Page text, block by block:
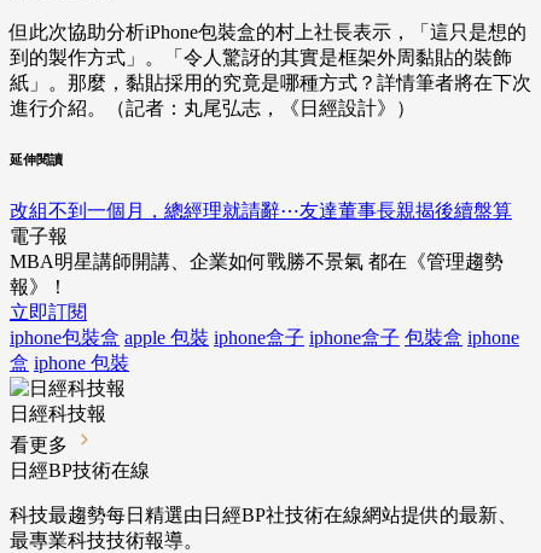
但此次協助分析iPhone包裝盒的村上社長表示，「這只是想的
到的製作方式」。「令人驚訝的其實是框架外周黏貼的裝飾
紙」。那麼，黏貼採用的究竟是哪種方式？詳情筆者將在下次
進行介紹。（記者：丸尾弘志，《日經設計》）
延伸閱讀
改組不到一個月，總經理就請辭⋯友達董事長親揭後續盤算
電子報
MBA明星講師開講、企業如何戰勝不景氣 都在《管理趨勢
報》！
立即訂閱
iphone包裝盒 apple 包裝 iphone盒子 iphone盒子 包裝盒 iphone
盒 iphone 包裝
日經科技報
看更多
日經BP技術在線
科技最趨勢每日精選由日經BP社技術在線網站提供的最新、
最專業科技技術報導。